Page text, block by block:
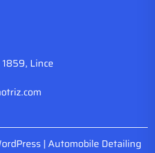
Lince
| Automobile Detailing